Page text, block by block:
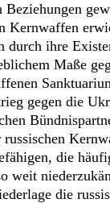
Beziehungen
Kernwaffen
durch ihre
Maße
gegen die
die
weit
die